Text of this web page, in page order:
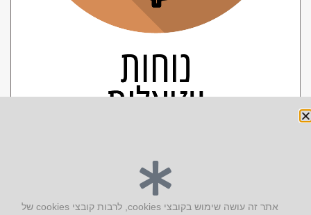
אתר זה עושה שימוש בקובצי cookies, לרבות קובצי cookies של